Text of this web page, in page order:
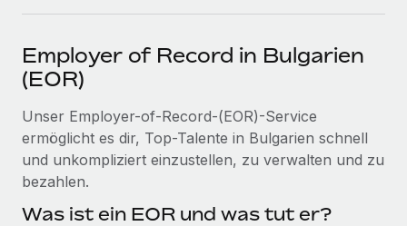
Integrationen
Tools
DIENSTLEISTUNGEN
Frag unsere Expert:innen
Hilfe von Expert:innen für globale HR & Compliance
Background-Checks
Flexible Einbettung von Global-HR-Funktionen in deine
Partner werden
Entdecke die Möglichkeiten einer Partnerschaft
Remote Build
Beratung zu Integrationen und KI-Automatisierung
FALLSTUDIEN
Webinare
Events
Newsroom
Informationen zu Gehältern und Qualifikationen
Insights Center
Employer of Record in Bulgarien
(EOR)
Unser Employer-of-Record-(EOR)-Service
ermöglicht es dir, Top-Talente in Bulgarien schnell
und unkompliziert einzustellen, zu verwalten und zu
bezahlen.
Was ist ein EOR und was tut er?